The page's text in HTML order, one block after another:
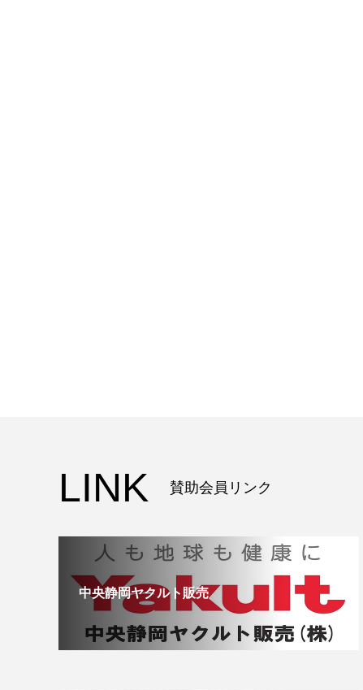
LINK 賛助会員リンク
中央静岡ヤクルト販売